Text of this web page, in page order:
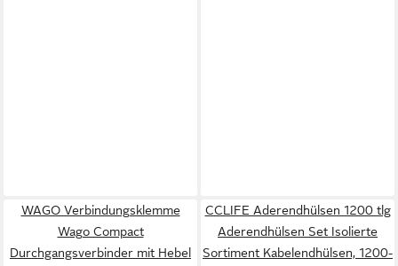
WAGO Verbindungsklemme
Wago Compact
Durchgangsverbinder mit Hebel
CCLIFE Aderendhülsen 1200 tlg
Aderendhülsen Set Isolierte
Sortiment Kabelendhülsen, 1200-